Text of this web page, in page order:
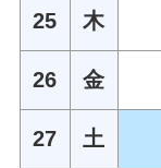
25 木
26 金
27 土